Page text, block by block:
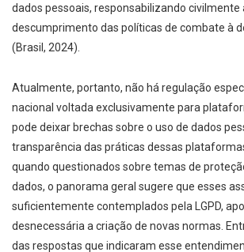
dados pessoais, responsabilizando
descumprimento das políticas de combate à
(Brasil, 2024).
Atualmente, portanto, não há regulação
nacional voltada exclusivamente para
pode deixar brechas sobre o uso de dados
transparência das práticas dessas
quando questionados sobre temas de
dados, o panorama geral sugere que esses
suficientemente contemplados pela LGPD,
desnecessária a criação de novas normas.
das respostas que indicaram esse